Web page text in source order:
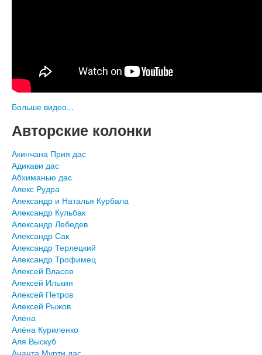
Больше видео...
Авторские колонки
Акинчана Прия дас
Адикави дас
Абхиманью дас
Алекс Рудра
Александр и Наталья Курбала
Александр Кульбак
Александр Лебедев
Александр Сак
Александр Терлецкий
Александр Трофимец
Алексей Власов
Алексей Илькин
Алексей Петров
Алексей Рыжов
Алёна
Алёна Куриленко
Аля Выскуб
Ананта Мурти дас